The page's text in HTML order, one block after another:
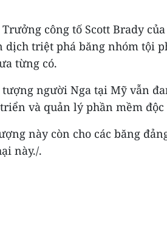
Trưởng công tố Scott Brady
dịch triệt phá băng nhóm tội
từng có.
tượng người Nga tại Mỹ vẫn
và quản lý phần mềm độc
này còn cho các băng
này./.